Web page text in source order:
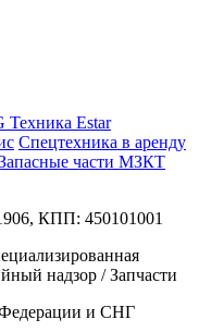
Техника Estar
Спецтехника в аренду
части МЗКТ
КПП: 450101001
надзор / Запчасти
Федерации и СНГ